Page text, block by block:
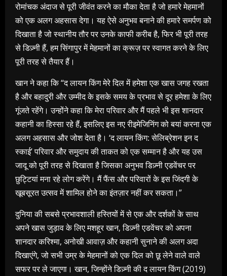
रोमांचक अंदाज से पूरी जीवंत करने का मौका देता है जो हमारे मेहमानों
को एक अलग अहसास देगा। यह ऐसे अनुभव बनाने की हमारे समर्पण को
दिखाता है जो स्थानीय तौर पर उनके काफी करीब है, फिर भी पूरी तरह
से डिज़्नी हैं, हम सिंगापुर में मेहमानों का क्रूज़ पर स्वागत करने के लिए
पूरी तरह से तैयार हैं।
खान ने कहा कि “द लायन किंग मेरे दिल में हमेशा एक खास जगह रखता
है और बहादुरी और उम्मीद के इसके समय के प्रभाव से दूर हमेशा के लिए
गूंजते रहेंगे। उन्होंने कहा कि मेरा परिवार और मैं पहले भी इस शानदार
कहानी का हिस्सा रहे हैं, इसलिए इस नए रीइमेजिनिंग को बयां करना एक
अलग अहसास और जोश देता है। ‘द लायन किंग: सेलिब्रेशन इन द
स्काई’ परिवार और समुदाय की ताकत को एक सम्मान है और यह उस
जादू को पूरी तरह से दिखाता है जिसका अनुभव डिज़्नी एडवेंचर पर
छुट्टियां मना रहे लोग करेंगे। मैं फैंस और परिवारों के इस जिंदगी के
खूबसूरत उत्सव में शामिल होने का इंतज़ार नहीं कर सकता।”
दुनिया की सबसे प्रभावशाली हस्तियों में से एक और दर्शकों के साथ
अपने खास जुड़ाव के लिए मशहूर खान, डिज़्नी एडवेंचर को अपना
शानदार करिश्मा, अनोखी आवाज़ और कहानी सुनाने की अलग अदा
दिखाएंगे, जो सभी उम्र के मेहमानों को एक दिल को छू लेने वाले वाले
सफर पर ले जाएगा। खान, जिन्होंने डिज़्नी की द लायन किंग (2019)